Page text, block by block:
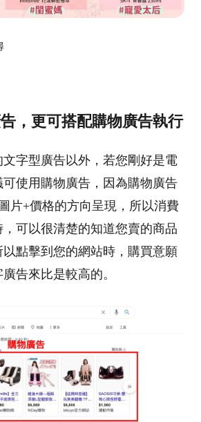
，更可搭配購物廣告執行
文字型廣告以外，若您剛好是電
使用購物廣告，因為購物廣告
片+價格的方向呈現，所以消費
可以很清楚的知道您賣的商品
以點擊到您的網站時，購買意願
告來比是較高的。